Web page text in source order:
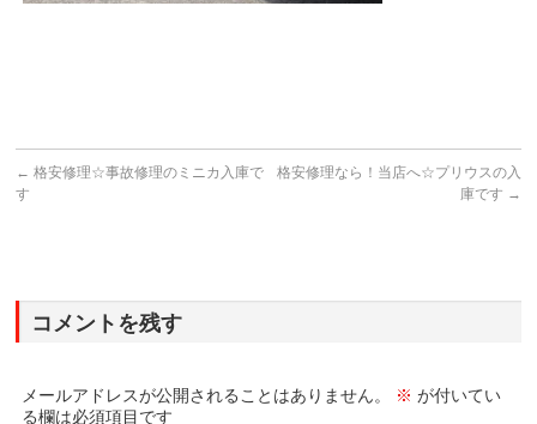
← 格安修理☆事故修理のミニカ入庫で
す
格安修理なら！当店へ☆プリウスの入
庫です →
コメントを残す
メールアドレスが公開されることはありません。 ※ が付いてい
る欄は必須項目です